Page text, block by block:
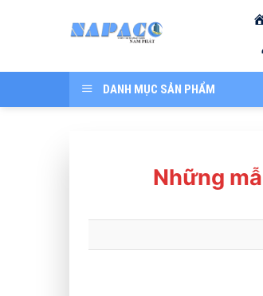
dung
DANH MỤC SẢN PHẨM
Những